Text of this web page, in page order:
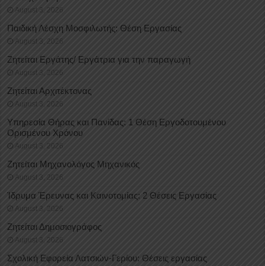
August 3, 2026
Παιδική Λέσχη Μοσφιλωτής: Θέση Εργασίας
August 3, 2026
Ζητείται Εργάτης/ Εργάτρια για την παραγωγή
August 3, 2026
Ζητείται Αρχιτέκτονας
August 3, 2026
Υπηρεσία Θήρας και Πανίδας: 1 Θέση Eργοδοτουμένου
Oρισμένου Xρόνου
August 3, 2026
Ζητείται Μηχανολόγος Μηχανικός
August 3, 2026
Ίδρυμα Έρευνας και Καινοτομίας: 2 Θέσεις Εργασίας
August 3, 2026
Ζητείται Δημοσιογράφος
August 3, 2026
Σχολική Εφορεία Λατσιών-Γερίου: Θέσεις εργασίας